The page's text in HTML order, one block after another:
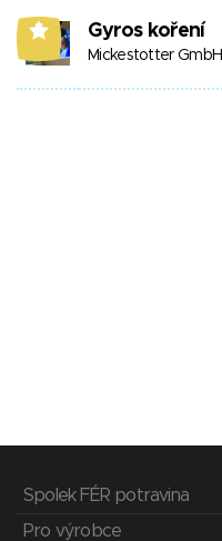
5 Gyros koření
Mickestotter GmbH
Spolek FÉR potravina
Pro výrobce